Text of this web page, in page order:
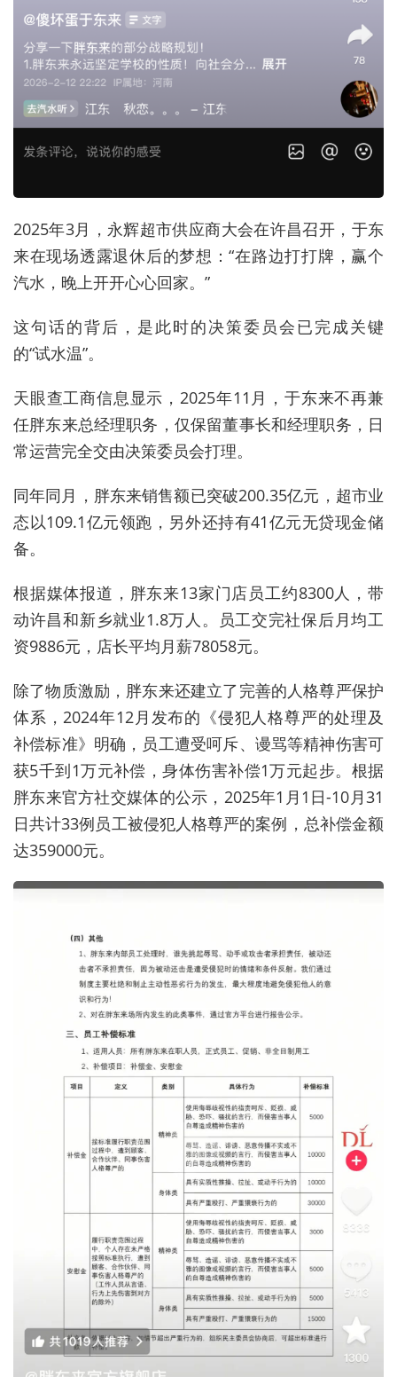
2025年3月，永辉超市供应商大会在许昌召开，于东
来在现场透露退休后的梦想：“在路边打打牌，赢个
汽水，晚上开开心心回家。”
这句话的背后，是此时的决策委员会已完成关键
的“试水温”。
天眼查工商信息显示，2025年11月，于东来不再兼
任胖东来总经理职务，仅保留董事长和经理职务，日
常运营完全交由决策委员会打理。
同年同月，胖东来销售额已突破200.35亿元，超市业
态以109.1亿元领跑，另外还持有41亿元无贷现金储
备。
根据媒体报道，胖东来13家门店员工约8300人，带
动许昌和新乡就业1.8万人。员工交完社保后月均工
资9886元，店长平均月薪78058元。
除了物质激励，胖东来还建立了完善的人格尊严保护
体系，2024年12月发布的《侵犯人格尊严的处理及
补偿标准》明确，员工遭受呵斥、谩骂等精神伤害可
获5千到1万元补偿，身体伤害补偿1万元起步。根据
胖东来官方社交媒体的公示，2025年1月1日-10月31
日共计33例员工被侵犯人格尊严的案例，总补偿金额
达359000元。